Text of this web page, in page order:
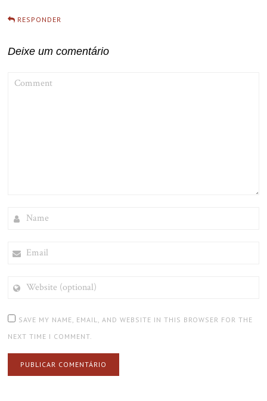
RESPONDER
Deixe um comentário
(OPTIONAL)
SAVE MY NAME, EMAIL, AND WEBSITE IN THIS BROWSER FOR THE
NEXT TIME I COMMENT.